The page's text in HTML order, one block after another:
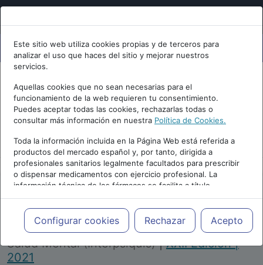
Este sitio web utiliza cookies propias y de terceros para
analizar el uso que haces del sitio y mejorar nuestros
servicios.
Aquellas cookies que no sean necesarias para el
funcionamiento de la web requieren tu consentimiento.
Puedes aceptar todas las cookies, rechazarlas todas o
consultar más información en nuestra Política de Cookies.
Toda la información incluida en la Página Web está referida a
productos del mercado español y, por tanto, dirigida a
profesionales sanitarios legalmente facultados para prescribir
o dispensar medicamentos con ejercicio profesional. La
información técnica de los fármacos se facilita a título
meramente informativo, siendo responsabilidad de los
profesionales facultados prescribir medicamentos y decidir, en
cada caso concreto, el tratamiento más adecuado a las
necesidades del paciente.
Configurar cookies Rechazar Acepto
Repositorio de Artículos |Congreso Virtual
Internacional de Psiquiatría, Psicología y
Salud Mental (Interpsiquis)|XXII Edición |
2021